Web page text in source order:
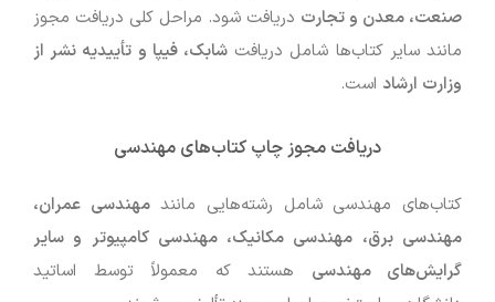
صنعت، معدن و تجارت دریافت شود. مراحل کلی دریافت مجوز
مانند سایر کتاب‌ها شامل دریافت شابک، فیپا و تأییدیه نشر از
وزارت ارشاد است.
دریافت مجوز چاپ کتاب‌های مهندسی
کتاب‌های مهندسی شامل رشته‌هایی مانندمهندسی عمران،
مهندسی برق، مهندسی مکانیک، مهندسی کامپیوتر و سایر
گرایش‌های مهندسی هستند که معمولاً توسط اساتید